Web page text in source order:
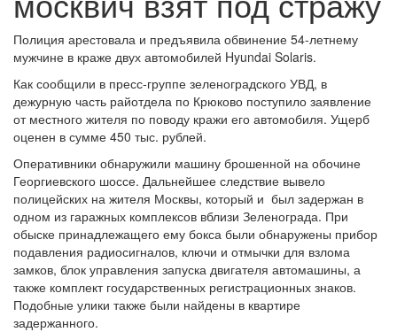
Полиция арестовала и предъявила обвинение 54-летнему
мужчине в краже двух автомобилей Hyundai Solaris.
Как сообщили в пресс-группе зеленоградского УВД, в
дежурную часть райотдела по Крюково поступило заявление
от местного жителя по поводу кражи его автомобиля. Ущерб
оценен в сумме 450 тыс. рублей.
Оперативники обнаружили машину брошенной на обочине
Георгиевского шоссе. Дальнейшее следствие вывело
полицейских на жителя Москвы, который и был задержан в
одном из гаражных комплексов вблизи Зеленограда. При
обыске принадлежащего ему бокса были обнаружены прибор
подавления радиосигналов, ключи и отмычки для взлома
замков, блок управления запуска двигателя автомашины, а
также комплект государственных регистрационных знаков.
Подобные улики также были найдены в квартире
задержанного.